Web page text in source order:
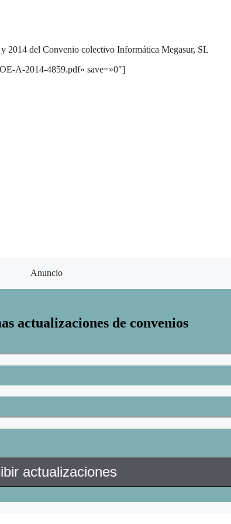
2014 del Convenio colectivo Informática Megasur, SL
A-2014-4859.pdf» save=»0″]
Anuncio
actualizaciones de convenios